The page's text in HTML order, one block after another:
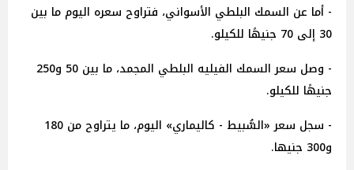
- أما عن السمك البلطي الأسواني، فتراوح سعره اليوم ما بين
30 إلى 70 جنيهًا للكيلو.
- وصل سعر السمك الفيليه البلطي المجمد، ما بين 50 و250
جنيهًا للكيلو.
- سجل سعر «السُّبيط - كاليماري» اليوم، ما يتراوح من 180
و300 جنيها.